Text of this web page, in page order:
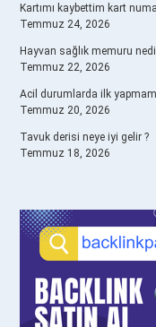
Kartımı kaybettim kart
Temmuz 24, 2026
Hayvan sağlık memuru
Temmuz 22, 2026
Acil durumlarda ilk
Temmuz 20, 2026
Tavuk derisi neye iyi gelir ?
Temmuz 18, 2026